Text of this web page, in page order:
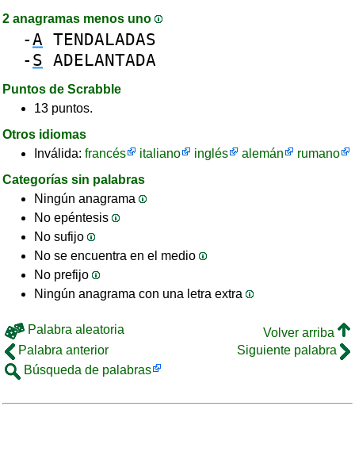
2 anagramas menos uno
-A TENDALADAS
- S ADELANTADA
Puntos de Scrabble
13 puntos.
Otros idiomas
Inválida: francés italiano inglés alemán
rumano
Categorías sin palabras
Ningún anagrama
No epéntesis
No sufijo
No se encuentra en el medio
No prefijo
Ningún anagrama con una letra extra
Palabra aleatoria
Volver arriba
Palabra anterior
Siguiente palabra
Búsqueda de palabras